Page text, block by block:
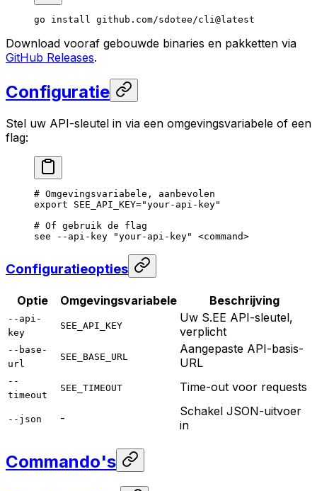
go install github.com/sdotee/cli@latest
Download vooraf gebouwde binaries en pakketten via
GitHub Releases.
Configuratie
Stel uw API-sleutel in via een omgevingsvariabele of een
flag:
# Omgevingsvariabele, aanbevolen
export SEE_API_KEY="your-api-key"
# Of gebruik de flag
see --api-key "your-api-key" <command>
Configuratieopties
Optie Omgevingsvariabele Beschrijving
--api-
key
SEE_API_KEY
Uw S.EE API-sleutel,
verplicht
--base-
url
SEE_BASE_URL
Aangepaste API-basis-
URL
--
timeout
SEE_TIMEOUT Time-out voor requests
--json -
Schakel JSON-uitvoer
in
Commando's